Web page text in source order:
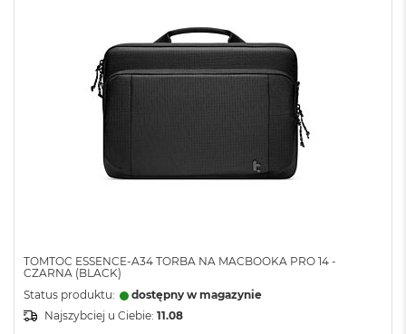
TOMTOC ESSENCE-A34 TORBA NA MACBOOKA PRO 14 -
CZARNA (BLACK)
Status produktu:
dostępny w magazynie
Najszybciej u Ciebie: 11.08